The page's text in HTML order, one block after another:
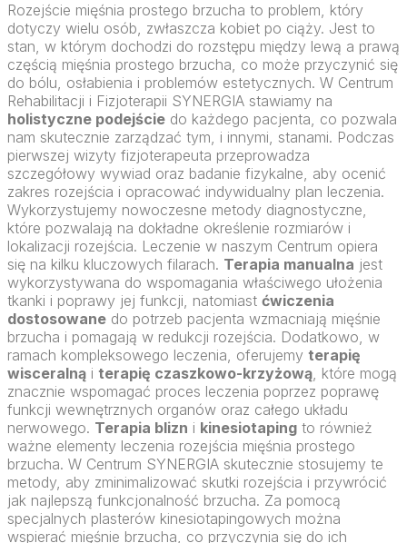
Rozejście mięśnia prostego brzucha to problem, który
dotyczy wielu osób, zwłaszcza kobiet po ciąży. Jest to
stan, w którym dochodzi do rozstępu między lewą a prawą
częścią mięśnia prostego brzucha, co może przyczynić się
do bólu, osłabienia i problemów estetycznych. W Centrum
Rehabilitacji i Fizjoterapii SYNERGIA stawiamy na
holistyczne podejście do każdego pacjenta, co pozwala
nam skutecznie zarządzać tym, i innymi, stanami. Podczas
pierwszej wizyty fizjoterapeuta przeprowadza
szczegółowy wywiad oraz badanie fizykalne, aby ocenić
zakres rozejścia i opracować indywidualny plan leczenia.
Wykorzystujemy nowoczesne metody diagnostyczne,
które pozwalają na dokładne określenie rozmiarów i
lokalizacji rozejścia. Leczenie w naszym Centrum opiera
się na kilku kluczowych filarach. Terapia manualna jest
wykorzystywana do wspomagania właściwego ułożenia
tkanki i poprawy jej funkcji, natomiast ćwiczenia
dostosowane do potrzeb pacjenta wzmacniają mięśnie
brzucha i pomagają w redukcji rozejścia. Dodatkowo, w
ramach kompleksowego leczenia, oferujemy terapię
wisceralną i terapię czaszkowo-krzyżową, które mogą
znacznie wspomagać proces leczenia poprzez poprawę
funkcji wewnętrznych organów oraz całego układu
nerwowego. Terapia blizn i kinesiotaping to również
ważne elementy leczenia rozejścia mięśnia prostego
brzucha. W Centrum SYNERGIA skutecznie stosujemy te
metody, aby zminimalizować skutki rozejścia i przywrócić
jak najlepszą funkcjonalność brzucha. Za pomocą
specjalnych plasterów kinesiotapingowych można
wspierać mięśnie brzucha, co przyczynia się do ich